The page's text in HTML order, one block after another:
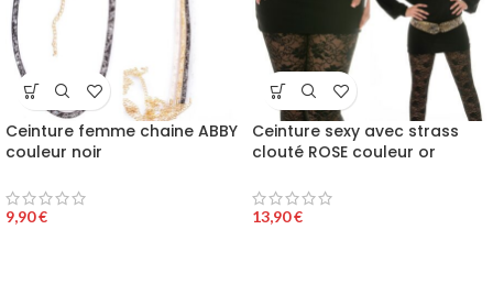
Ceinture femme chaine ABBY
couleur noir
9,90€
Ceinture sexy avec strass
clouté ROSE couleur or
13,90€